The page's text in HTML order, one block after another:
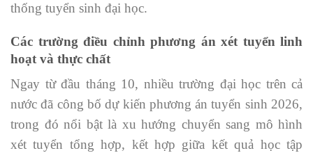
thống tuyển sinh đại học.
Các trường điều chỉnh phương án xét tuyển linh
hoạt và thực chất
Ngay từ đầu tháng 10, nhiều trường đại học trên cả
nước đã công bố dự kiến phương án tuyển sinh 2026,
trong đó nổi bật là xu hướng chuyển sang mô hình
xét tuyển tổng hợp, kết hợp giữa kết quả học tập